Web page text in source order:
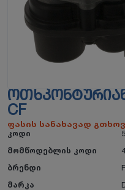
CF
ფასის სანახავად
კოდი
მომწოდებლის კოდი
ბრენდი
მარკა